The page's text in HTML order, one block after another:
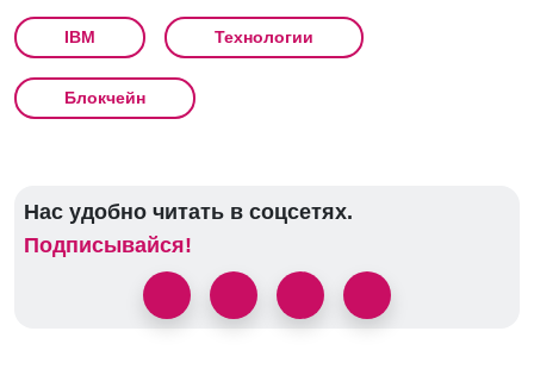
IBM Технологии
Блокчейн
Нас удобно читать в соцсетях.
Подписывайся!